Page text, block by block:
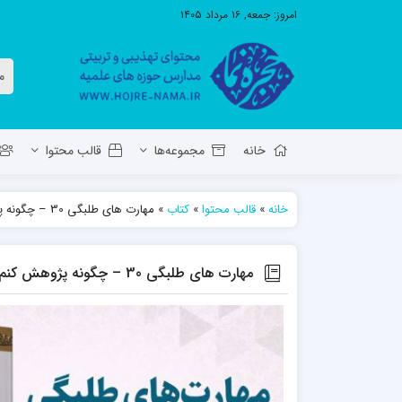
امروز: جمعه, ۱۶ مرداد ۱۴۰۵
خانه مجموعه‌ها قالب محتوا
معاونت تهذیب استان آ.ش
حوزه علمیه حضرت ولی عصر عج بناب
مدرسه علمیه صاحب الزمان عج مرند
مدرسه
خانه» قالب محتوا» کتاب » مهارت های طلبگی 30 – چگونه پژوهش کنم؟
مهارت های طلبگی 30 – چگونه پژوهش کنم؟